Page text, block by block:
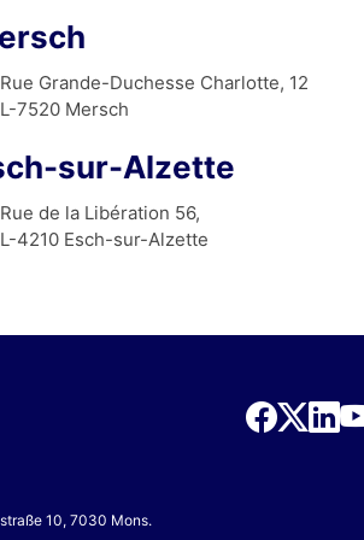
Rue Grande-Duchesse Charlotte, 12
L-7520 Mersch
sur-Alzette
Rue de la Libération 56,
L-4210 Esch-sur-Alzette
10, 7030 Mons.